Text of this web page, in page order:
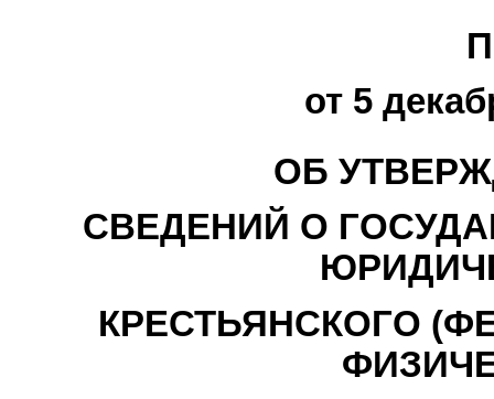
от 5
ОБ
СВЕДЕНИЙ О
КРЕСТЬЯНСКОГО